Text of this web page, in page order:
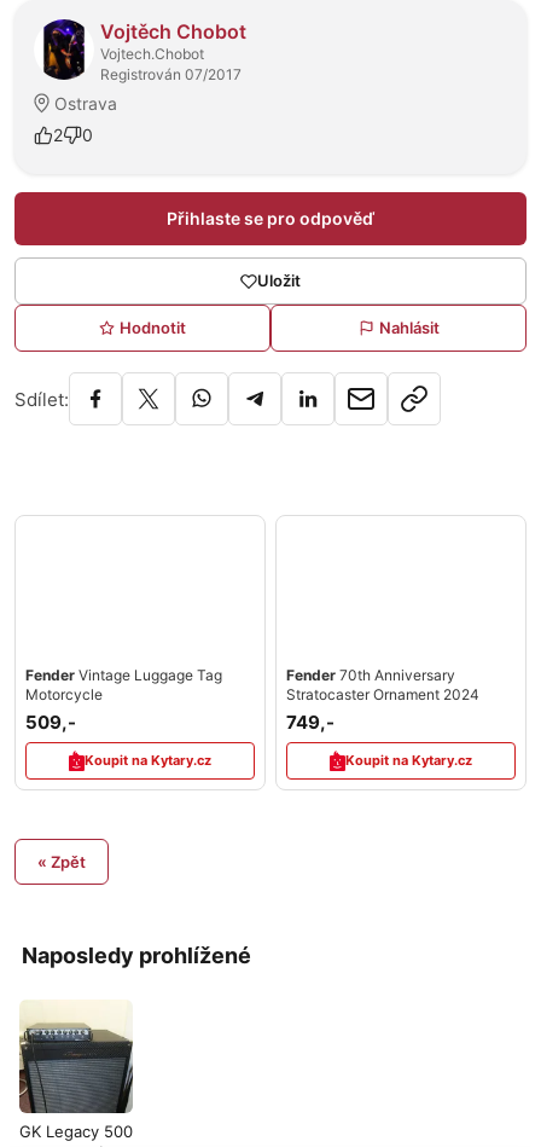
Naposledy prohlížené
GK Legacy 500
O prodejci
Vojtěch Chobot
Vojtech.Chobot
Registrován 07/2017
Ostrava
2
0
Přihlaste se pro odpověď
Uložit
Hodnotit Nahlásit
Sdílet:
Fender Vintage Luggage Tag
Motorcycle
509,-
Koupit na Kytary.cz
Fender 70th Anniversary
Stratocaster Ornament 2024
749,-
Koupit na Kytary.cz
« Zpět